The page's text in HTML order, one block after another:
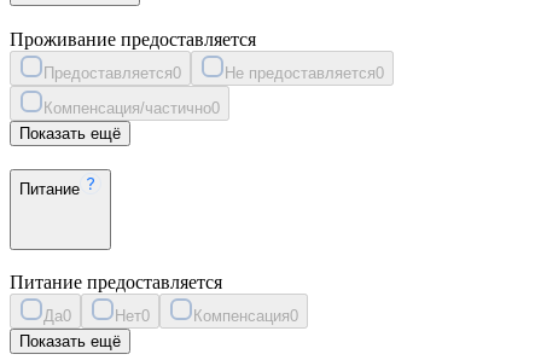
Проживание предоставляется
Предоставляется0 Не предоставляется0
Компенсация/частично0
Показать ещё
Питание
Питание предоставляется
Да0 Нет0 Компенсация0
Показать ещё